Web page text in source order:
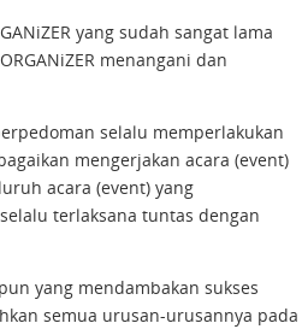
yang sudah sangat lama
menangani dan
selalu memperlakukan
mengerjakan acara (event)
acara (event) yang
selalu terlaksana tuntas dengan
yang mendambakan sukses
semua urusan-urusannya pada